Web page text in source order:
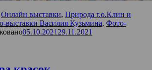
Онлайн выставки, Природа г.о.Клин и
выставки Василия Кузьмина, Фото-
05.10.2021 29.11.2021